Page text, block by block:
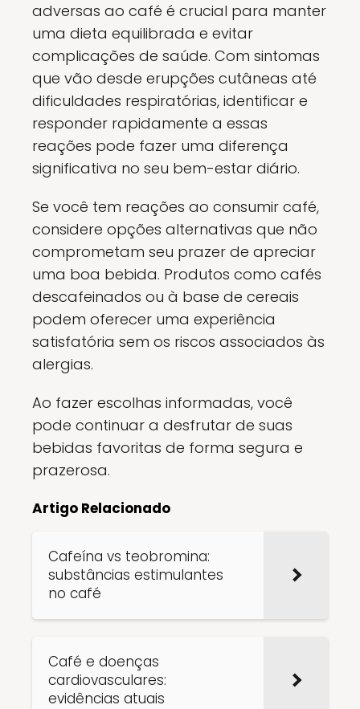
adversas ao café é crucial para manter
uma dieta equilibrada e evitar
complicações de saúde. Com sintomas
que vão desde erupções cutâneas até
dificuldades respiratórias, identificar e
responder rapidamente a essas
reações pode fazer uma diferença
significativa no seu bem-estar diário.
Se você tem reações ao consumir café,
considere opções alternativas que não
comprometam seu prazer de apreciar
uma boa bebida. Produtos como cafés
descafeinados ou à base de cereais
podem oferecer uma experiência
satisfatória sem os riscos associados às
alergias.
Ao fazer escolhas informadas, você
pode continuar a desfrutar de suas
bebidas favoritas de forma segura e
prazerosa.
Artigo Relacionado
Cafeína vs teobromina:
substâncias estimulantes
no café
Café e doenças
cardiovasculares:
evidências atuais